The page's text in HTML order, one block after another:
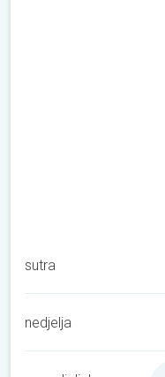
sutra
nedjelja